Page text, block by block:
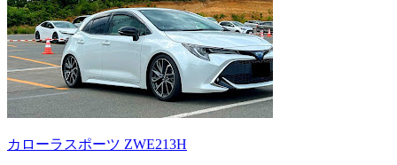
カローラスポーツ ZWE213H